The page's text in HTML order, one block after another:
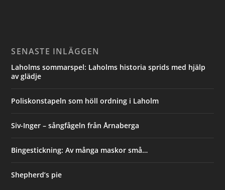
SENASTE INLÄGGEN
Laholms sommarspel: Laholms historia sprids med hjälp
av glädje
Poliskonstapeln som höll ordning i Laholm
Siv-Inger – sångfågeln från Årnaberga
Bingestickning: Av många maskor små…
Shepherd’s pie